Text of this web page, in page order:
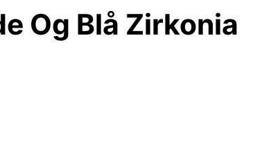
Og Blå Zirkonia